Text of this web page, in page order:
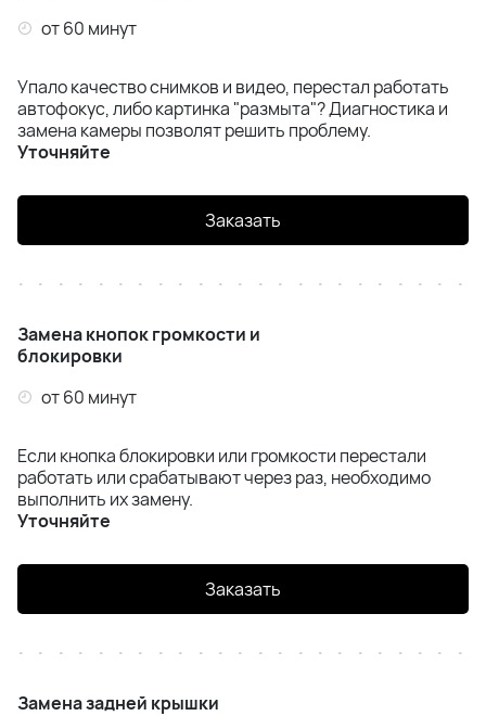
от 60 минут
Упало качество снимков и видео, перестал работать
автофокус, либо картинка "размыта"? Диагностика и
замена камеры позволят решить проблему.
Уточняйте
Заказать
Замена кнопок громкости и
блокировки
от 60 минут
Если кнопка блокировки или громкости перестали
работать или срабатывают через раз, необходимо
выполнить их замену.
Уточняйте
Заказать
Замена задней крышки